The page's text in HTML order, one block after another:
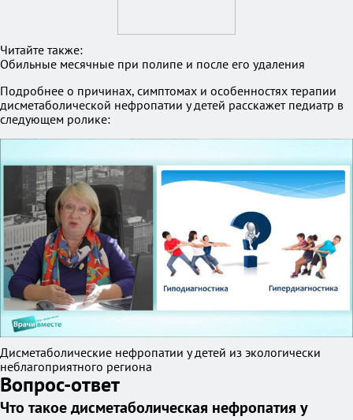
Читайте также:
Обильные месячные при полипе и после его удаления
Подробнее о причинах, симптомах и особенностях терапии
дисметаболической нефропатии у детей расскажет педиатр в
следующем ролике:
Дисметаболические нефропатии у детей из экологически
неблагоприятного региона
Вопрос-ответ
Что такое дисметаболическая нефропатия у